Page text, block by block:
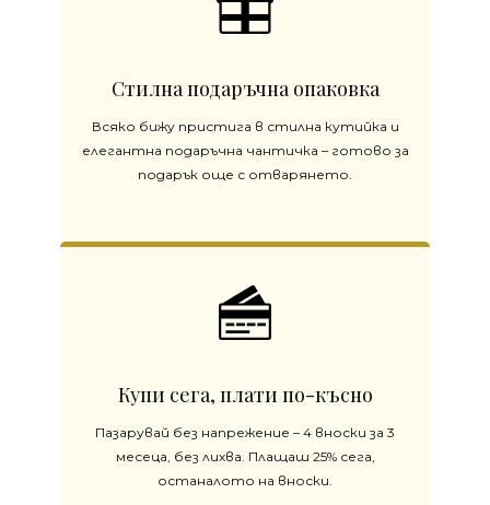
Стилна подаръчна опаковка
Всяко бижу пристига в стилна кутийка и
елегантна подаръчна чантичка – готово за
подарък още с отварянето.
Купи сега, плати по-късно
Пазарувай без напрежение – 4 вноски за 3
месеца, без лихва. Плащаш 25% сега,
останалото на вноски.